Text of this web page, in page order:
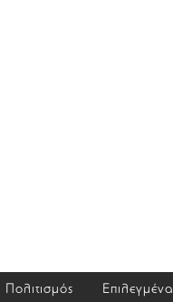
Πολιτισμός Επιλεγμένα